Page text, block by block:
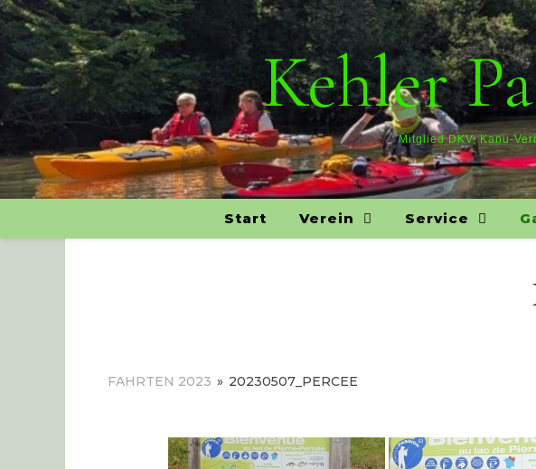
Kehler
Mitglied DKV, Kanu-
Start Verein Service
FAHRTEN 2023 » 20230507_PERCEE